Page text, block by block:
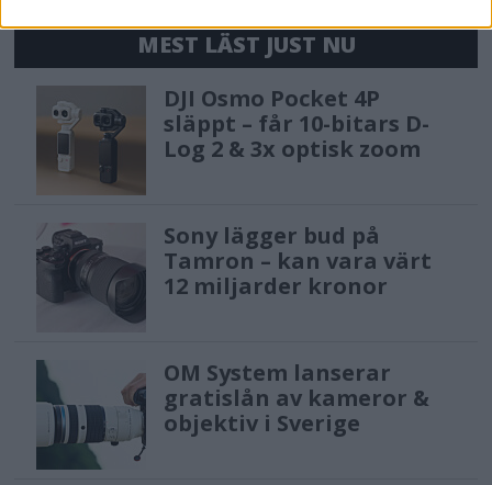
MEST LÄST JUST NU
DJI Osmo Pocket 4P
släppt – får 10-bitars D-
Log 2 & 3x optisk zoom
Sony lägger bud på
Tamron – kan vara värt
12 miljarder kronor
OM System lanserar
gratislån av kameror &
objektiv i Sverige